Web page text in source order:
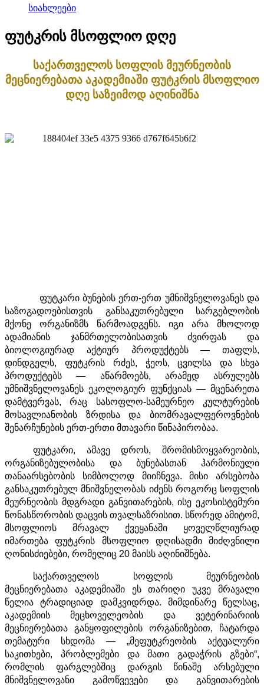
სიახლეები
ფუტკრის მსოფლიო დღე
საქართველოს სოფლის მეურნეობის
მეცნიერებათა აკადემიაში ფუტკრის მსოფლიო
დღე საზეიმოდ აღინიშნა
ფუტკარი ბუნების ერთ-ერთ უმნიშვნელოვანეს და
საზოგადოებისთვის განსაკუთრებული სარგებლობის
მქონე ორგანიზმს წარმოადგენს. იგი არა მხოლოდ
ადამიანის ჯანმრთელობისათვის ძვირფას და
ბიოლოგიურად აქტიურ პროდუქტებს — თაფლს,
დინდგელს, ფუტკრის რძეს, ჭეოს, ცვილსა და სხვა
პროდუქტებს — აწარმოებს, არამედ ასრულებს
უმნიშვნელოვანეს ეკოლოგიურ ფუნქციას — მცენარეთა
დამტვერვას, რაც სასოფლო-სამეურნეო კულტურების
მოსავლიანობის ზრდისა და ბიომრავალფეროვნების
შენარჩუნების ერთ-ერთი მთავარი წინაპირობაა.
ფუტკარი, ამავე დროს, შრომისმოყვარეობის,
ორგანიზებულობისა და ბუნებასთან ჰარმონიული
თანაარსებობის სიმბოლოდ მიიჩნევა. მისი არსებობა
განსაკუთრებულ მნიშვნელობას იძენს როგორც სოფლის
მეურნეობის მდგრადი განვითარების, ისე ეკოსისტემური
წონასწორობის დაცვის თვალსაზრისით. სწორედ ამიტომ,
მსოფლიოს მრავალ ქვეყანაში ყოველწლიურად
იმართება ფუტკრის მსოფლიო დღისადმი მიძღვნილი
ღონისძიებები, რომელიც 20 მაისს აღინიშნება.
საქართველოს სოფლის მეურნეობის
მეცნიერებათა აკადემიაში ეს თარიღი უკვე მრავალი
წელია ტრადიციად დამკვიდრდა. მიმდინარე წელსაც,
აკადემიის მეცხოველეობის და ვეტერინარიის
მეცნიერებათა განყოფილების ორგანიზებით, ჩატარდა
თემატური სხდომა — „მეფუტკრეობის აქტუალური
საკითხები, პრობლემები და მათი გადაჭრის გზები“,
რომლის ფარგლებშიც დარგის წინაშე არსებული
მნიშვნელოვანი გამოწვევები და განვითარების